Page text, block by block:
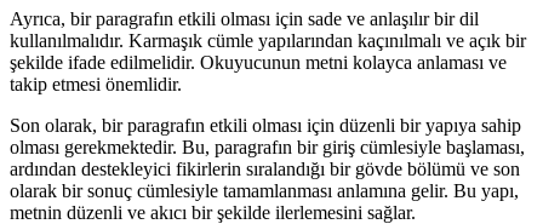
Ayrıca, bir paragrafın etkili olması için sade ve anlaşılır bir dil
kullanılmalıdır. Karmaşık cümle yapılarından kaçınılmalı ve açık bir
şekilde ifade edilmelidir. Okuyucunun metni kolayca anlaması ve
takip etmesi önemlidir.
Son olarak, bir paragrafın etkili olması için düzenli bir yapıya sahip
olması gerekmektedir. Bu, paragrafın bir giriş cümlesiyle başlaması,
ardından destekleyici fikirlerin sıralandığı bir gövde bölümü ve son
olarak bir sonuç cümlesiyle tamamlanması anlamına gelir. Bu yapı,
metnin düzenli ve akıcı bir şekilde ilerlemesini sağlar.